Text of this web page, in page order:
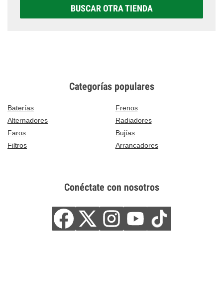
BUSCAR OTRA TIENDA
Categorías populares
Baterías
Frenos
Alternadores
Radiadores
Faros
Bujías
Filtros
Arrancadores
Conéctate con nosotros